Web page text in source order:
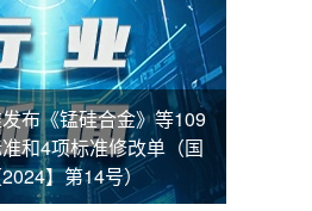
布《锰硅合金》等109
和4项标准修改单（国
】第14号）